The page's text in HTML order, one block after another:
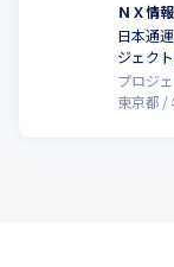
ＮＸ情
日本通
ジェク
プロジ
東京都